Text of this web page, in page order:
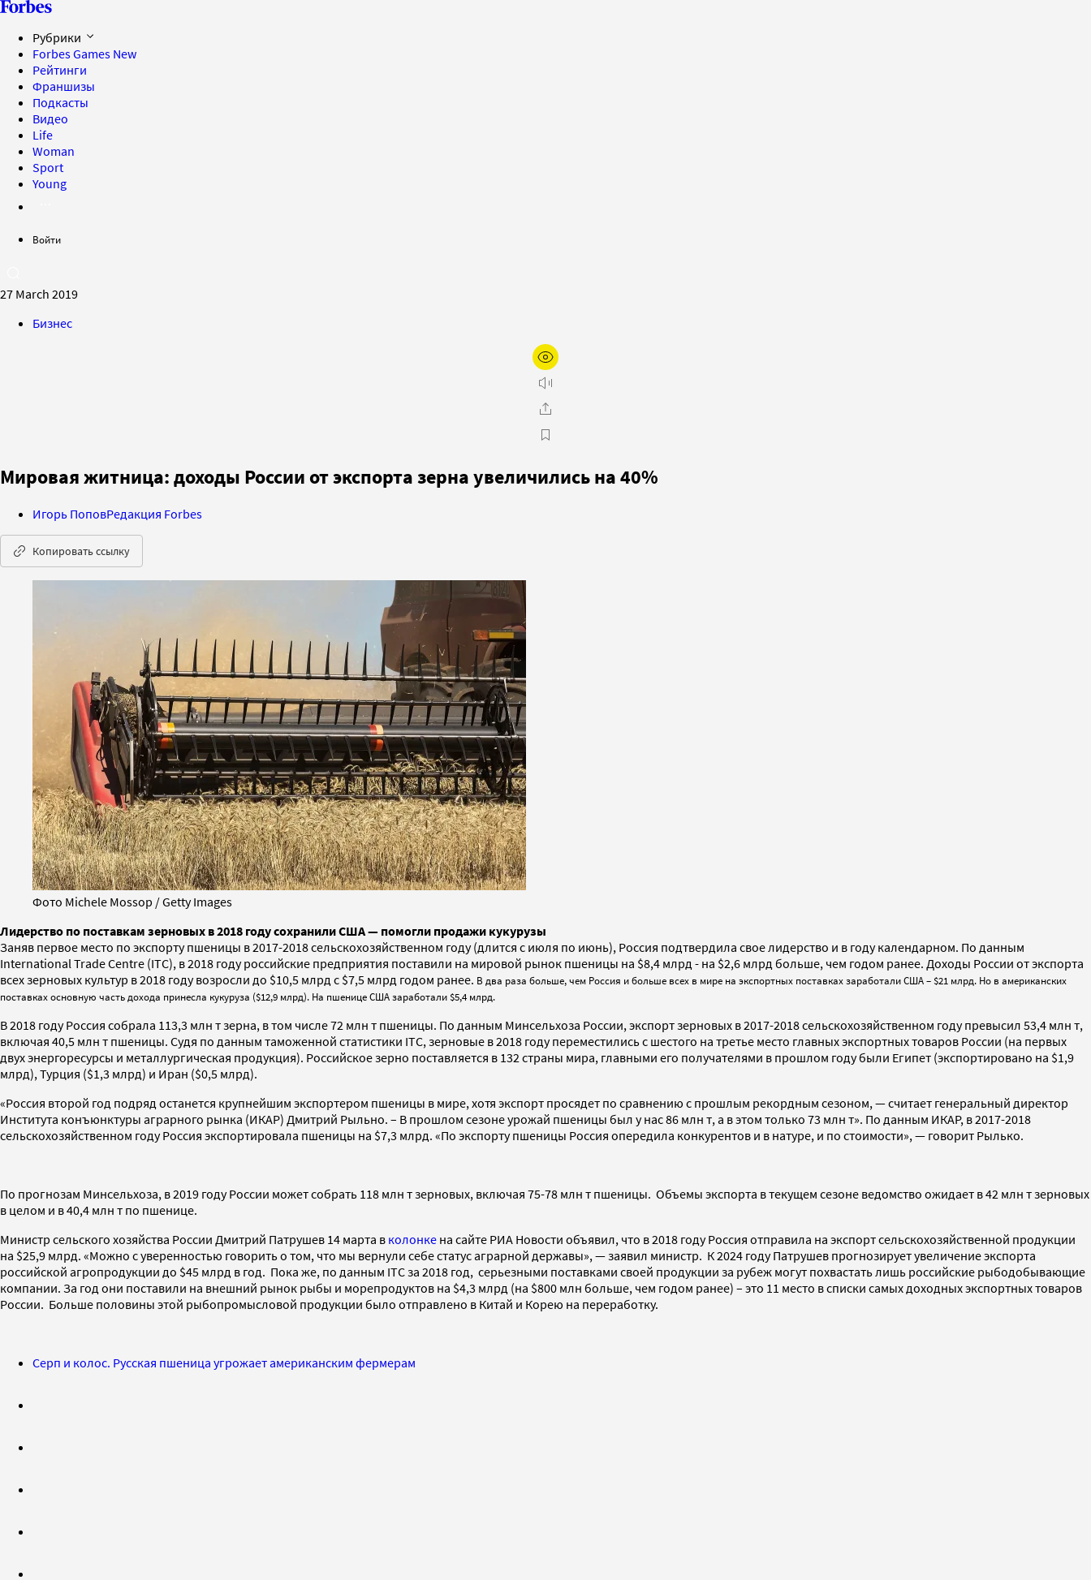
Рубрики
Forbes Games New
Рейтинги
Франшизы
Подкасты
Видео
Life
Woman
Sport
Young
Войти
27 March 2019
Бизнес
Мировая житница: доходы России от экспорта зерна увеличились на 40%
Игорь ПоповРедакция Forbes
Копировать ссылку
Фото Michele Mossop / Getty Images
Лидерство по поставкам зерновых в 2018 году сохранили США — помогли продажи кукурузы
Заняв первое место по экспорту пшеницы в 2017-2018 сельскохозяйственном году (длится с июля по июнь), Россия подтвердила свое лидерство и в году календарном. По данным
International Trade Centre (ITC), в 2018 году российские предприятия поставили на мировой рынок пшеницы на $8,4 млрд - на $2,6 млрд больше, чем годом ранее. Доходы России от экспорта
всех зерновых культур в 2018 году возросли до $10,5 млрд c $7,5 млрд годом ранее. В два раза больше, чем Россия и больше всех в мире на экспортных поставках заработали США – $21 млрд. Но в американских
поставках основную часть дохода принесла кукуруза ($12,9 млрд). На пшенице США заработали $5,4 млрд.
В 2018 году Россия собрала 113,3 млн т зерна, в том числе 72 млн т пшеницы. По данным Минсельхоза России, экспорт зерновых в 2017-2018 сельскохозяйственном году превысил 53,4 млн т,
включая 40,5 млн т пшеницы. Судя по данным таможенной статистики ITC, зерновые в 2018 году переместились с шестого на третье место главных экспортных товаров России (на первых
двух энергоресурсы и металлургическая продукция). Российское зерно поставляется в 132 страны мира, главными его получателями в прошлом году были Египет (экспортировано на $1,9
млрд), Турция ($1,3 млрд) и Иран ($0,5 млрд).
«Россия второй год подряд останется крупнейшим экспортером пшеницы в мире, хотя экспорт просядет по сравнению с прошлым рекордным сезоном, — считает генеральный директор
Института конъюнктуры аграрного рынка (ИКАР) Дмитрий Рыльно. – В прошлом сезоне урожай пшеницы был у нас 86 млн т, а в этом только 73 млн т». По данным ИКАР, в 2017-2018
сельскохозяйственном году Россия экспортировала пшеницы на $7,3 млрд. «По экспорту пшеницы Россия опередила конкурентов и в натуре, и по стоимости», — говорит Рылько.
По прогнозам Минсельхоза, в 2019 году России может собрать 118 млн т зерновых, включая 75-78 млн т пшеницы. Объемы экспорта в текущем сезоне ведомство ожидает в 42 млн т зерновых
в целом и в 40,4 млн т по пшенице.
Министр сельского хозяйства России Дмитрий Патрушев 14 марта в колонке на сайте РИА Новости объявил, что в 2018 году Россия отправила на экспорт сельскохозяйственной продукции
на $25,9 млрд. «Можно с уверенностью говорить о том, что мы вернули себе статус аграрной державы», — заявил министр. К 2024 году Патрушев прогнозирует увеличение экспорта
российской агропродукции до $45 млрд в год. Пока же, по данным ITC за 2018 год, серьезными поставками своей продукции за рубеж могут похвастать лишь российские рыбодобывающие
компании. За год они поставили на внешний рынок рыбы и морепродуктов на $4,3 млрд (на $800 млн больше, чем годом ранее) – это 11 место в списки самых доходных экспортных товаров
России. Больше половины этой рыбопромысловой продукции было отправлено в Китай и Корею на переработку.
Серп и колос. Русская пшеница угрожает американским фермерам